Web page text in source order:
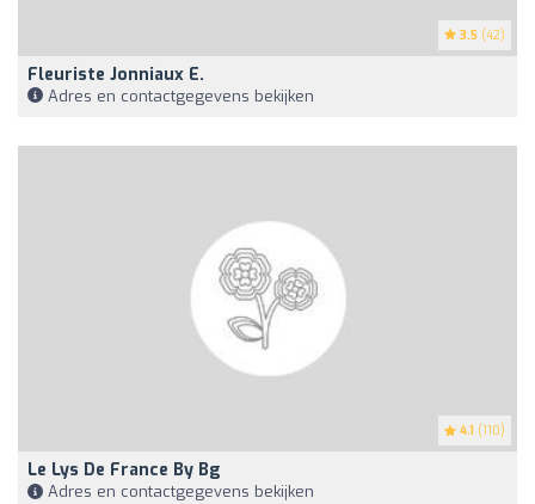
3.5 (42)
Fleuriste Jonniaux E.
Adres en contactgegevens bekijken
4.1 (110)
Le Lys De France By Bg
Adres en contactgegevens bekijken